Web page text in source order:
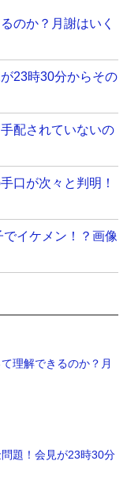
のか？月謝はいく
23時30分からその
配されていないの
口が次々と判明！
イケメン！？画像
理解できるのか？月
題！会見が23時30分